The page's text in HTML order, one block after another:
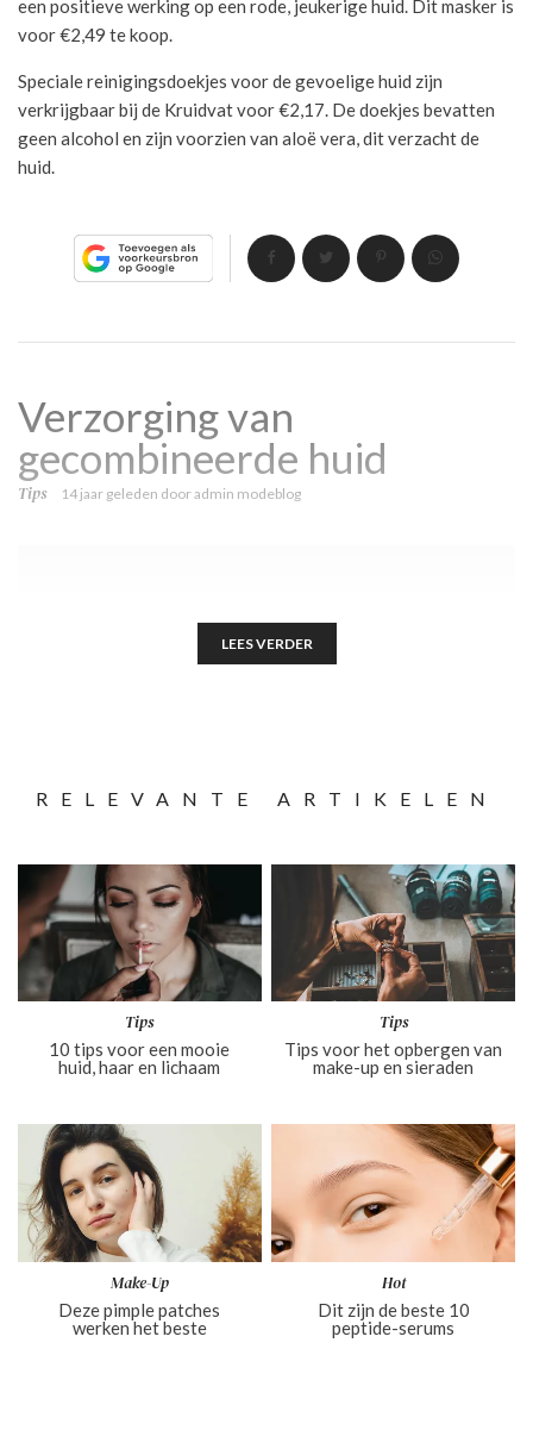
een positieve werking op een rode, jeukerige huid. Dit masker is
voor €2,49 te koop.
Speciale reinigingsdoekjes voor de gevoelige huid zijn
verkrijgbaar bij de Kruidvat voor €2,17. De doekjes bevatten
geen alcohol en zijn voorzien van aloë vera, dit verzacht de
huid.
Verzorging van
gecombineerde huid
Tips 14 jaar geleden dooradmin modeblog
LEES VERDER
RELEVANTE ARTIKELEN
Tips
10 tips voor een mooie
huid, haar en lichaam
Tips
Tips voor het opbergen van
make-up en sieraden
Make-Up
Deze pimple patches
werken het beste
Hot
Dit zijn de beste 10
peptide-serum​s